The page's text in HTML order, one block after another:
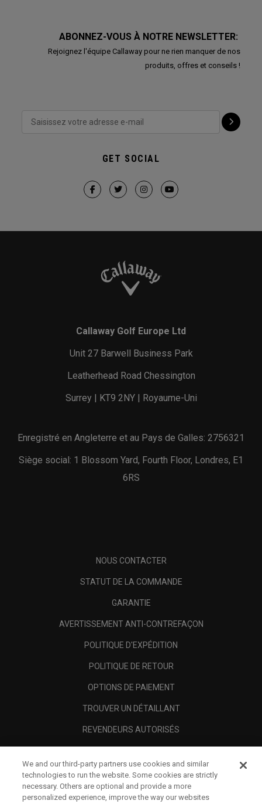
ABONNEZ-VOUS À NOTRE NEWSLETTER:
Rejoignez l'équipe Callaway pour ne rien manquer de nos
produits, offres et conseils !
GET SOCIAL
Callaway Golf Europe Ltd
Unit 27 Barwell Business Park
Leatherhead Road Chessington
Surrey | KT9 2NY | Royaume-Uni
Enregistré en Angleterre et au Pays de Galles: 2756321
Siège social: 1 Blossom Yard, Fourth Floor, Londres, E1
6RS
NOUS CONTACTER
STATUT DE LA COMMANDE
GARANTIE
AVERTISSEMENT ANTI-CONTREFAÇON
POLITIQUE D'EXPÉDITION
POLITIQUE DE RETOUR
OPTIONS DE PAIEMENT
TROUVER UN DÉTAILLANT
REVENDEURS AUTORISÉS
A PROPOS
MENTIONS LÉGALES
We and our third-party partners use cookies and similar
technologies to run the website. Some cookies are strictly
necessary. Others are optional and provide a more
personalized experience, improve the way our websites